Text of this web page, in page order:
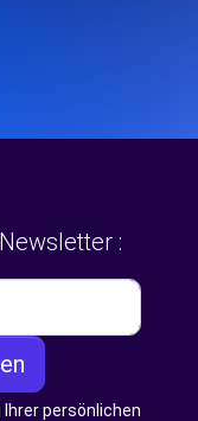
:
persönlichen